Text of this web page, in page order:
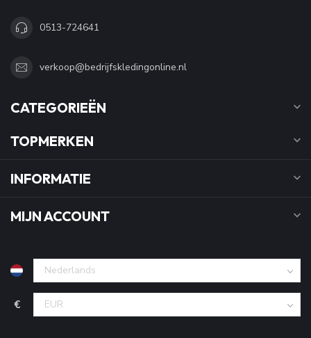
0513-724641
verkoop@bedrijfskledingonline.nl
CATEGORIEËN
TOPMERKEN
INFORMATIE
MIJN ACCOUNT
€